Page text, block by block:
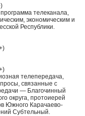
телеканала,
экономическим и
Республики.
телепередача,
связанные с
— Благочинный
округа, протоиерей
Южного Карачаево-
Субтельный.